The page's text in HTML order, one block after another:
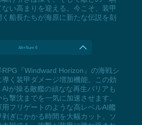
い高まりを迎える。今こそ、装甲
船長たちが海原に新たな伝説を刻
Alt+Num 6
『Windward Horizon』の海戦シ
く装甲ダメージ増加機能。この効
が操る敵艦の頑なな再生バリアも
撃沈までを一気に加速させます。
フリゲートのような高レベルAI艦
ぎにかかる時間を大幅カット。ソ